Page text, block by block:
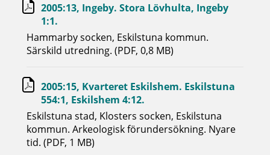
2005:13, Ingeby. Stora Lövhulta, Ingeby
1:1.
Hammarby socken, Eskilstuna kommun.
Särskild utredning. (PDF, 0,8 MB)
2005:15, Kvarteret Eskilshem. Eskilstuna
554:1, Eskilshem 4:12.
Eskilstuna stad, Klosters socken, Eskilstuna
kommun. Arkeologisk förundersökning. Nyare
tid. (PDF, 1 MB)